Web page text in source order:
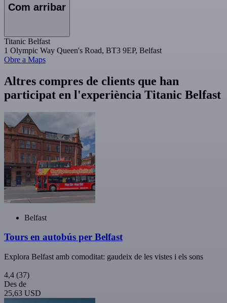
Com arribar
Titanic Belfast
1 Olympic Way Queen's Road, BT3 9EP, Belfast
Obre a Maps
Altres compres de clients que han
participat en l'experiència Titanic Belfast
Belfast
Tours en autobús per Belfast
Explora Belfast amb comoditat: gaudeix de les vistes i els sons
4,4 (37)
Des de
25,63 USD